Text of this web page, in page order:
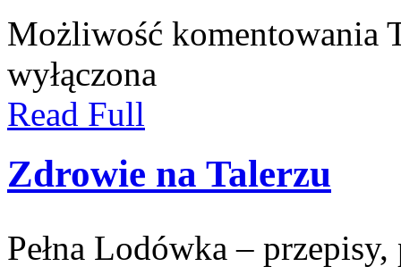
Możliwość komentowania
wyłączona
Read Full
Zdrowie na Talerzu
Pełna Lodówka –